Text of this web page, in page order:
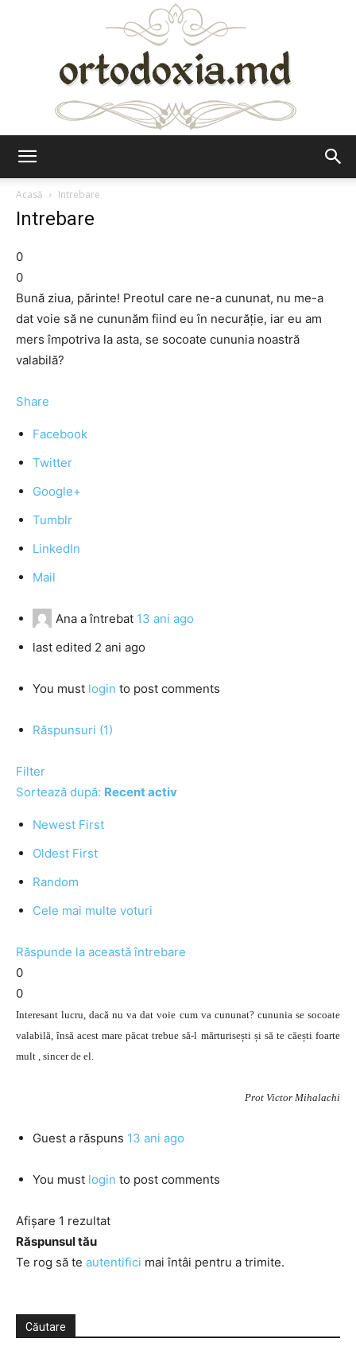
Acasă
Intrebare
Intrebare
0
0
Bună ziua, părinte! Preotul care ne-a cununat, nu me-a
dat voie să ne cununăm fiind eu în necurăţie, iar eu am
mers împotriva la asta, se socoate cununia noastră
valabilă?
Share
Facebook
Twitter
Google+
Tumblr
LinkedIn
Mail
Ana a întrebat 13 ani ago
last edited 2 ani ago
You must login to post comments
Răspunsuri (1)
Filter
Sortează după: Recent activ
Newest First
Oldest First
Random
Cele mai multe voturi
Răspunde la această întrebare
0
0
Interesant lucru, dacă nu va dat voie cum va cununat? cununia se socoate
valabilă, însă acest mare păcat trebue să-l mărturisești și să te căești foarte
mult , sincer de el.
Prot Victor Mihalachi
Guest a răspuns 13 ani ago
You must login to post comments
Afișare 1 rezultat
Răspunsul tău
Te rog să te autentifici mai întâi pentru a trimite.
Căutare